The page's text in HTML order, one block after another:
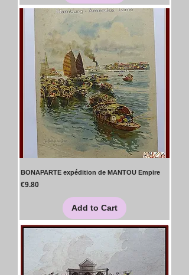
BONAPARTE expédition de MANTOU Empire
Price
€9.80
Add to Cart